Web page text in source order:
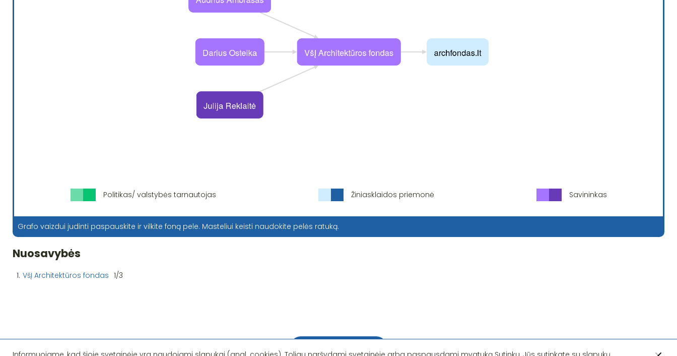
Politikas/ valstybės tarnautojas Žiniasklaidos priemonė Savininkas
Grafo vaizdui judinti paspauskite ir vilkite foną pele. Masteliui keisti naudokite pelės ratuką.
Nuosavybės
1. VšĮ Architektūros fondas 1/3